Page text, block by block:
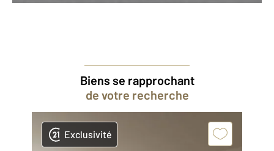
Biens se rapprochant
de votre recherche
Exclusivité